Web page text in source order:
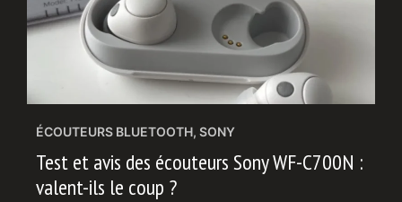
ÉCOUTEURS BLUETOOTH, SONY
Test et avis des écouteurs Sony WF-C700N :
valent-ils le coup ?